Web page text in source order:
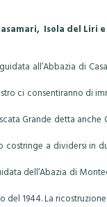
Isola del Liri
all’Abbazia di
ci consentiranno di
Grande detta
costringe a dividersi in
dell’Abazia di
1944. La